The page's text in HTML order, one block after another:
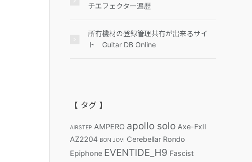
チエフェクター遍歴
所有機材の登録管理共有が出来るサイ
ト Guitar DB Online
【 タグ 】
AIRSTEP AMPERO apollo solo Axe-FxII
AZ2204 BON JOVI Cerebellar Rondo
Epiphone EVENTIDE_H9 Fascist